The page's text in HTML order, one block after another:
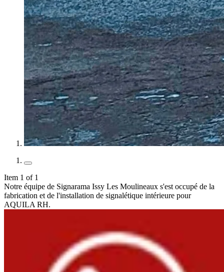
Item 1 of 1
Notre équipe de Signarama Issy Les Moulineaux s'est occupé de la
fabrication et de l'installation de signalétique intérieure pour
AQUILA RH.